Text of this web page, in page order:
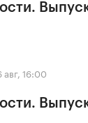
авг, 16:00